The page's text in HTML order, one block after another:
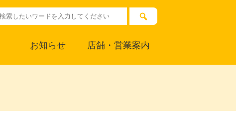
お知らせ 店舗・営業案内